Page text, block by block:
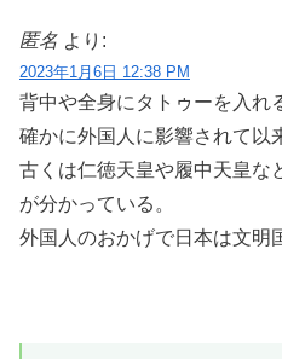
匿名 より:
2023年1月6日 12:38 PM
背中や全身にタトゥーを入れ
確かに外国人に影響されて以
古くは仁徳天皇や履中天皇な
が分かっている。
外国人のおかげで日本は文明